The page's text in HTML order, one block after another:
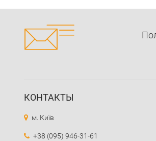
КОНТАКТЫ
м. Київ
+38 (095) 946-31-61